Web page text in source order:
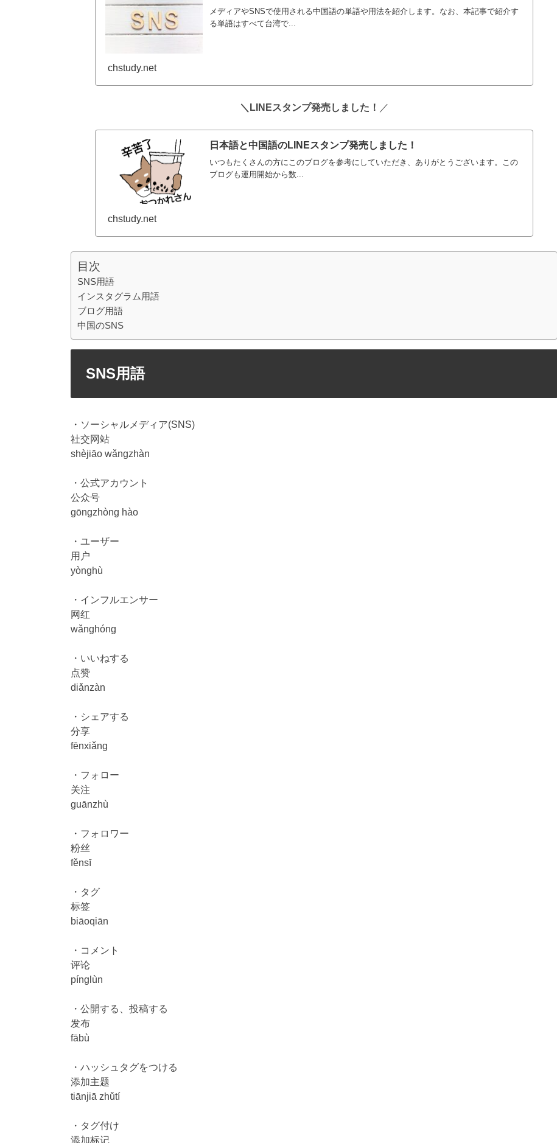
メディアやSNSで使用される中国語の単語や用法を紹介します。なお、本記事で紹介す
る単語はすべて台湾で...
chstudy.net
＼LINEスタンプ発売しました！ ／
日本語と中国語のLINEスタンプ発売しました！
いつもたくさんの方にこのブログを参考にしていただき、ありがとうございます。この
ブログも運用開始から数...
chstudy.net
目次
SNS用語
インスタグラム用語
ブログ用語
中国のSNS
SNS用語
・ソーシャルメディア(SNS)
社交网站
shèjiāo wǎngzhàn
・公式アカウント
公众号
gōngzhòng hào
・ユーザー
用户
yònghù
・インフルエンサー
网红
wǎnghóng
・いいねする
点赞
diǎnzàn
・シェアする
分享
fēnxiǎng
・フォロー
关注
guānzhù
・フォロワー
粉丝
fěnsī
・タグ
标签
biāoqiān
・コメント
评论
pínglùn
・公開する、投稿する
发布
fābù
・ハッシュタグをつける
添加主题
tiānjiā zhǔtí
・タグ付け
添加标记